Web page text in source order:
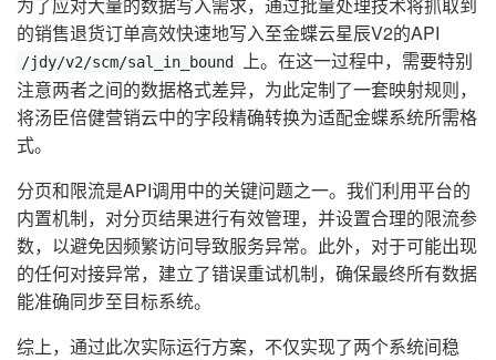
的销售退货订单高效快速地写入至金蝶云星辰V2的API
/jdy/v2/scm/sal_in_bound
上。在这一过程中，需要特别
注意两者之间的数据格式差异，为此定制了一套映射规则，
将汤臣倍健营销云中的字段精确转换为适配金蝶系统所需格
式。
分页和限流是API调用中的关键问题之一。我们利用平台的
内置机制，对分页结果进行有效管理，并设置合理的限流参
数，以避免因频繁访问导致服务异常。此外，对于可能出现
的任何对接异常，建立了错误重试机制，确保最终所有数据
能准确同步至目标系统。
综上，通过此次实际运行方案，不仅实现了两个系统间稳